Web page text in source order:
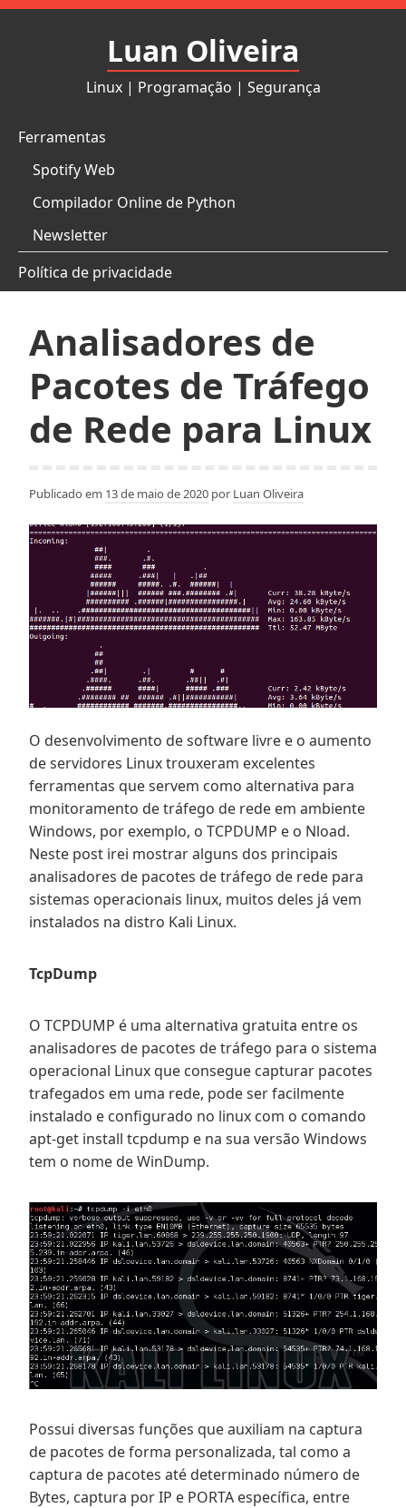
Pular
Luan Oliveira
Linux | Programação | Segurança
Ferramentas
Spotify Web
Compilador Online de Python
Newsletter
Política de privacidade
Analisadores de
Pacotes de Tráfego
de Rede para Linux
Publicado em 13 de maio de 2020 por Luan Oliveira
O desenvolvimento de software livre e o aumento
de servidores Linux trouxeram excelentes
ferramentas que servem como alternativa para
monitoramento de tráfego de rede em ambiente
Windows, por exemplo, o TCPDUMP e o Nload.
Neste post irei mostrar alguns dos principais
analisadores de pacotes de tráfego de rede para
sistemas operacionais linux, muitos deles já vem
instalados na distro Kali Linux.
TcpDump
O TCPDUMP é uma alternativa gratuita entre os
analisadores de pacotes de tráfego para o sistema
operacional Linux que consegue capturar pacotes
trafegados em uma rede, pode ser facilmente
instalado e configurado no linux com o comando
apt-get install tcpdump e na sua versão Windows
tem o nome de WinDump.
Possui diversas funções que auxiliam na captura
de pacotes de forma personalizada, tal como a
captura de pacotes até determinado número de
Bytes, captura por IP e PORTA específica, entre